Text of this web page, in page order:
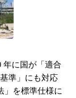
年に国が「適合
準」にも対応
」を標準仕様に